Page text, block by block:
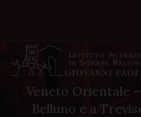
Veneto Orientale –
Belluno e a